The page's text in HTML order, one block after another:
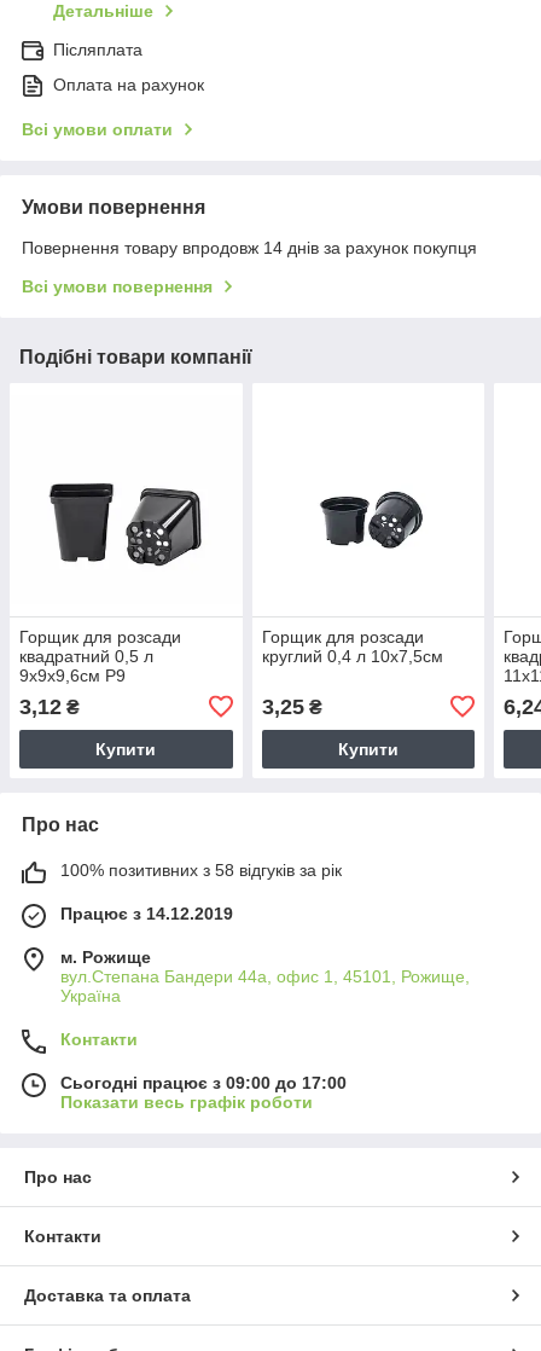
Детальніше
Післяплата
Оплата на рахунок
Всі умови оплати
Умови повернення
Повернення товару впродовж 14 днів за рахунок покупця
Всі умови повернення
Подібні товари компанії
Горщик для розсади
квадратний 0,5 л
9х9х9,6см Р9
3,12 ₴
Купити
Горщик для розсади
круглий 0,4 л 10х7,5см
3,25₴
Купити
Про нас
100% позитивних з 58 відгуків за рік
Працює з 14.12.2019
м. Рожище
вул.Степана Бандери 44а, офис 1, 45101, Рожище,
Україна
Контакти
Сьогодні працює з 09:00 до 17:00
Показати весь графік роботи
Про нас
Контакти
Доставка та оплата